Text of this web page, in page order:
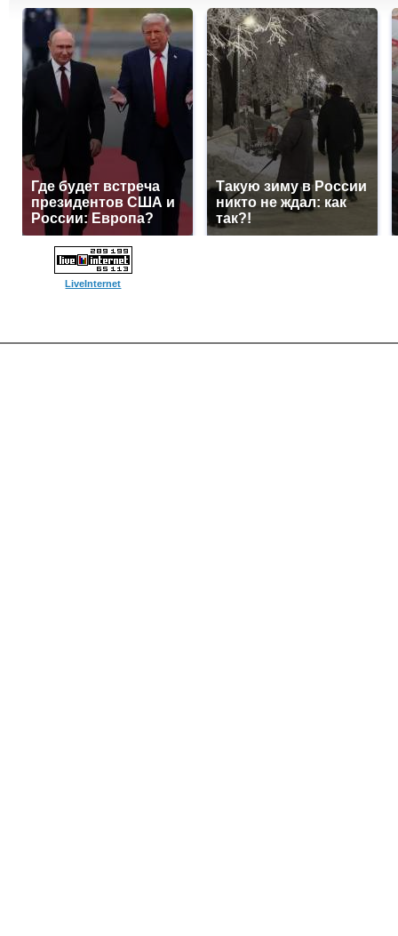
Где будет встреча
президентов США и
России: Европа?
Такую зиму в России
никто не ждал: как
так?!
LiveInternet